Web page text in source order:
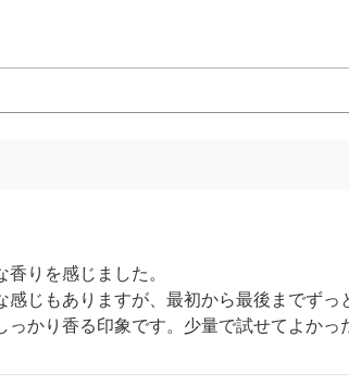
りを感じました。
感じもありますが、最初から最後までず
かり香る印象です。少量で試せてよかっ